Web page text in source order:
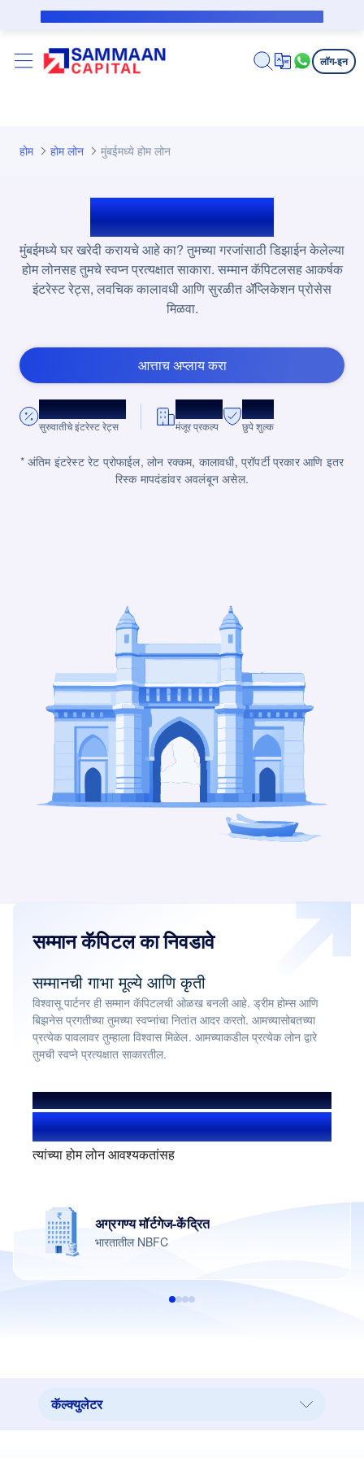
मुख्य घटक वगळा
लॉग-इन
होम होम लोन मुंबईमध्ये होम लोन
मुंबईमध्ये होम लोन
मुंबईमध्ये घर खरेदी करायचे आहे का? तुमच्या गरजांसाठी डिझाईन केलेल्या
होम लोनसह तुमचे स्वप्न प्रत्यक्षात साकारा. सम्मान कॅपिटलसह आकर्षक
इंटरेस्ट रेट्स, लवचिक कालावधी आणि सुरळीत ॲप्लिकेशन प्रोसेस
मिळवा.
आत्ताच अप्लाय करा
*8.75% प्रति वर्ष.
सुरुवातीचे इंटरेस्ट रेट्स
10,000+
मंजूर प्रकल्प
शून्य
छुपे शुल्क
* अंतिम इंटरेस्ट रेट प्रोफाईल, लोन रक्कम, कालावधी, प्रॉपर्टी प्रकार आणि इतर
रिस्क मापदंडांवर अवलंबून असेल.
सम्मान कॅपिटल का निवडावे
सम्मानची गाभा मूल्ये आणि कृती
विश्वासू पार्टनर ही सम्मान कॅपिटलची ओळख बनली आहे. ड्रीम होम्स आणि
बिझनेस प्रगतीच्या तुमच्या स्वप्नांचा नितांत आदर करतो. आमच्यासोबतच्या
प्रत्येक पावलावर तुम्हाला विश्वास मिळेल. आमच्याकडील प्रत्येक लोन द्वारे
तुमची स्वप्ने प्रत्यक्षात साकारतील.
आम्ही मदत केली आहे
1.4+ दशलक्ष यूजर
त्यांच्या होम लोन आवश्यकतांसह
200+
कार्यालये देशभरात
कॅल्क्युलेटर